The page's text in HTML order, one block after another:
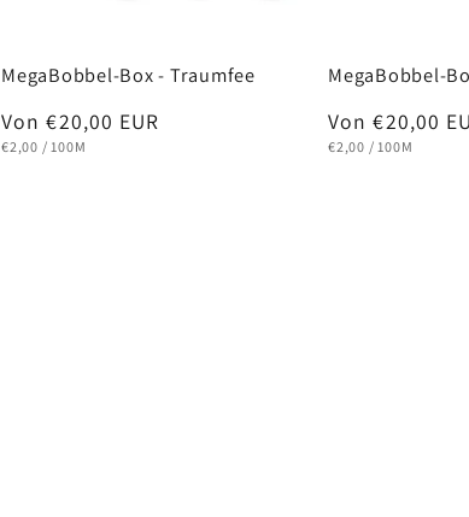
MegaBobbel-Box - Traumfee
Normaler
Preis
Von €20,00 EUR
GRUNDPREIS
€2,00 / PRO
100M
MegaBobbel-
Normaler
Preis
Von €20,00
GRUNDPREIS
€2,00 / PRO
100M